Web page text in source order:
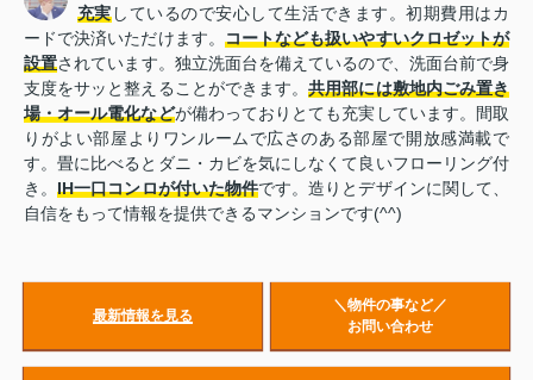
充実しているので安心して生活できます。初期費用はカ
ードで決済いただけます。 コートなども扱いやすいクロゼットが
設置されています。独立洗面台を備えているので、洗面台前で身
支度をサッと整えることができます。共用部には敷地内ごみ置き
場・オール電化などが備わっておりとても充実しています。間取
りがよい部屋よりワンルームで広さのある部屋で開放感満載で
す。畳に比べるとダニ・カビを気にしなくて良いフローリング付
き。IH一口コンロが付いた物件です。造りとデザインに関して、
自信をもって情報を提供できるマンションです(^^)
最新情報を見る
＼物件の事など／
お問い合わせ